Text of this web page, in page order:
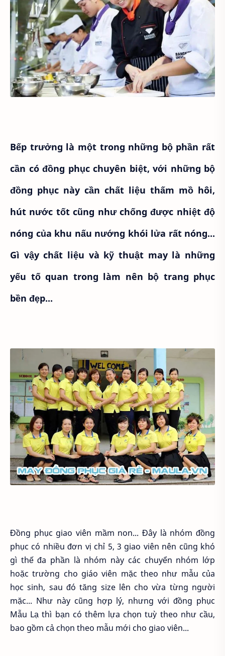
Bếp trưởng là một trong những bộ phần rất
cần có đồng phục chuyên biệt, với những bộ
đồng phục này cần chất liệu thấm mồ hôi,
hút nước tốt cũng như chống được nhiệt độ
nóng của khu nấu nướng khói lửa rất nóng...
Gì vậy chất liệu và kỹ thuật may là những
yếu tố quan trong làm nên bộ trang phục
bền đẹp...
Đồng phục giao viên mầm non... Đây là nhóm đồng
phục có nhiều đơn vị chỉ 5, 3 giao viên nên cũng khó
gì thế đa phần là nhóm này các chuyển nhóm lớp
hoặc trường cho giáo viên mặc theo như mẫu của
học sinh, sau đó tăng size lên cho vừa từng người
mặc... Như này cũng hợp lý, nhưng với đồng phục
Mẫu Lạ thì bạn có thêm lựa chọn tuỳ theo như cầu,
bao gồm cả chọn theo mẫu mới cho giao viên...